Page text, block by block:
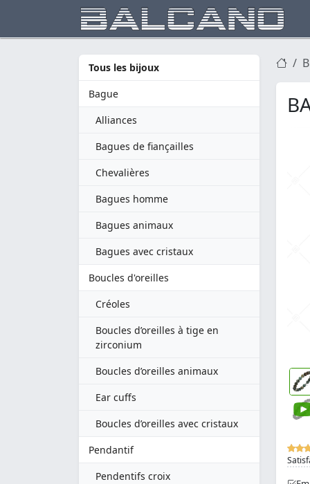
Tous les bijoux
Bague
Alliances
Bagues de fiançailles
Chevalières
Bagues homme
Bagues animaux
Bagues avec cristaux
Boucles d'oreilles
Créoles
Boucles d’oreilles à tige en
zirconium
Boucles d’oreilles animaux
Ear cuffs
Boucles d’oreilles avec cristaux
Pendantif
Pendentifs croix